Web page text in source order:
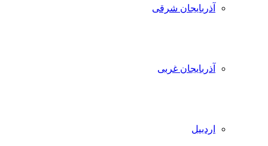
آذربایجان شرقی
آذربایجان غربی
اردبیل